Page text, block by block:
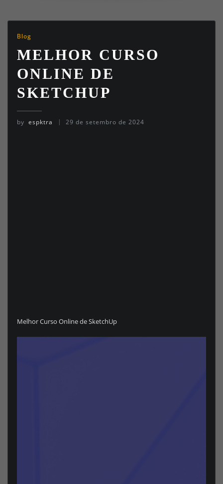
Blog
MELHOR CURSO
ONLINE DE
SKETCHUP
by espktra 29 de setembro de 2024
Melhor Curso Online de SketchUp